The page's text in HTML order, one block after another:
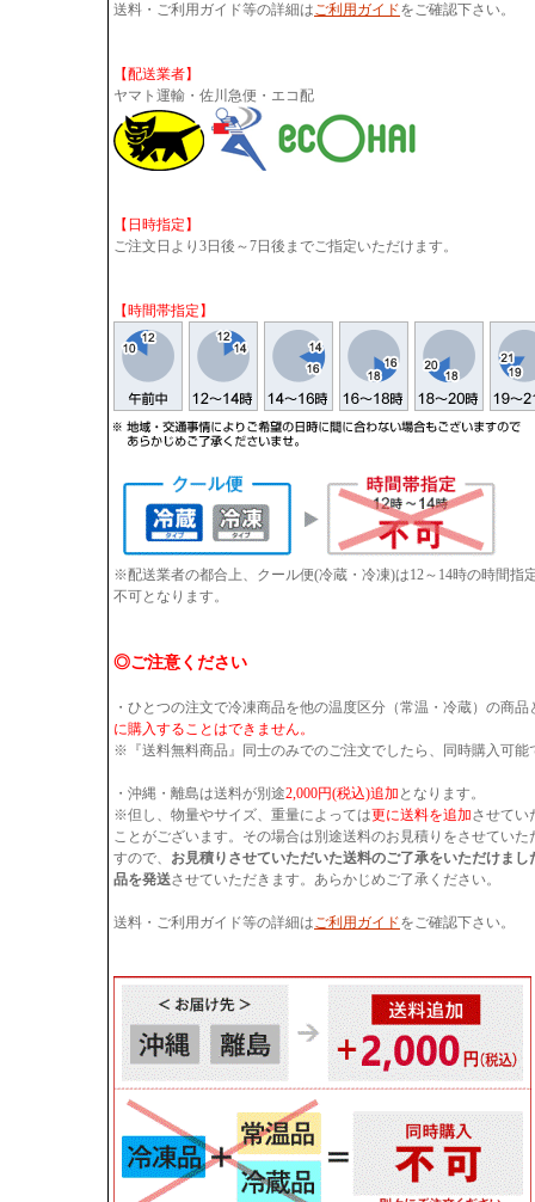
送料・ご利用ガイド等の詳細はご利用ガイドをご確認下さい。
【配送業者】
ヤマト運輸・佐川急便・エコ配
【日時指定】
ご注文日より3日後～7日後までご指定いただけます。
【時間帯指定】
※配送業者の都合上、クール便(冷蔵・冷凍)は12～14時の時間
不可となります。
◎ご注意ください
・ひとつの注文で冷凍商品を他の温度区分（常温・冷蔵）の商品
に購入することはできません。
※『送料無料商品』同士のみでのご注文でしたら、同時購入可能
・沖縄・離島は送料が別途2,000円(税込)追加 となります。
※但し、物量やサイズ、重量によっては更に送料を追加させてい
ことがございます。その場合は別途送料のお見積りをさせていた
すので、 お見積りさせていただいた送料のご了承をいただけまし
品を発送させていただきます。あらかじめご了承ください。
送料・ご利用ガイド等の詳細はご利用ガイドをご確認下さい。